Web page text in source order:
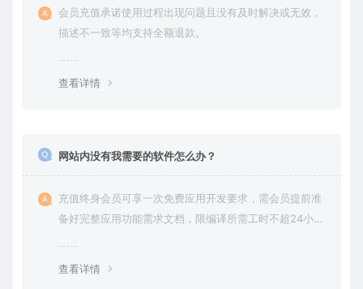
会员充值承诺使用过程出现问题且没有及时解决或无效，
描述不一致等均支持全额退款。
查看详情
网站内没有我需要的软件怎么办？
充值终身会员可享一次免费应用开发要求，需会员提前准
备好完整应用功能需求文档，限编译所需工时不超24小
查看详情